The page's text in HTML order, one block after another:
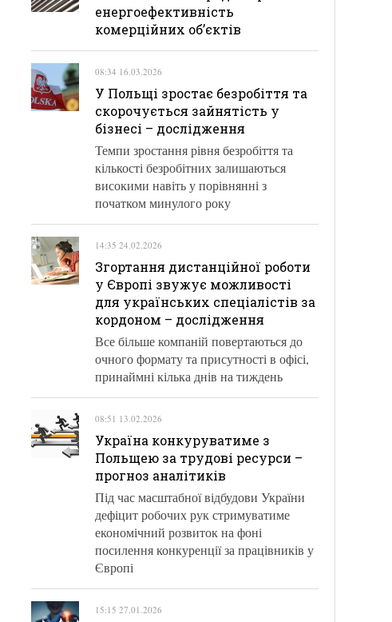
енергоефективність
комерційних об’єктів
08:34 16.03.2026
У Польщі зростає безробіття та
скорочується зайнятість у
бізнесі – дослідження
Темпи зростання рівня безробіття та
кількості безробітних залишаються
високими навіть у порівнянні з
початком минулого року
14:35 24.02.2026
Згортання дистанційної роботи
у Європі звужує можливості
для українських спеціалістів за
кордоном – дослідження
Все більше компаній повертаються до
очного формату та присутності в офісі,
принаймні кілька днів на тиждень
08:51 13.02.2026
Україна конкуруватиме з
Польщею за трудові ресурси –
прогноз аналітиків
Під час масштабної відбудови України
дефіцит робочих рук стримуватиме
економічний розвиток на фоні
посилення конкуренції за працівників у
Європі
15:15 27.01.2026